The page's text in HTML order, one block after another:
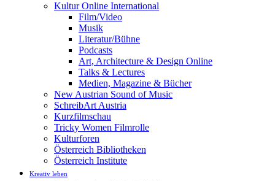
Kultur Online International
Film/Video
Musik
Literatur/Bühne
Podcasts
Art, Architecture & Design Online
Talks & Lectures
Medien, Magazine & Bücher
New Austrian Sound of Music
SchreibArt Austria
Kurzfilmschau
Tricky Women Filmrolle
Kulturforen
Österreich Bibliotheken
Österreich Institute
Kreativ leben